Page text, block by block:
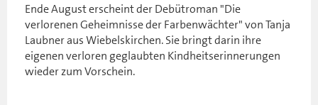
Ende August erscheint der Debütroman "Die
verlorenen Geheimnisse der Farbenwächter" von Tanja
Laubner aus Wiebelskirchen. Sie bringt darin ihre
eigenen verloren geglaubten Kindheitserinnerungen
wieder zum Vorschein.